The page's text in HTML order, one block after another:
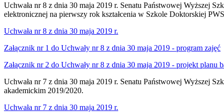
Uchwała nr 8 z dnia 30 maja 2019 r. Senatu Państwowej Wyższej
elektronicznej na pierwszy rok kształcenia w Szkole Doktorskiej
Uchwała nr 8 z dnia 30 maja 2019 r.
Załącznik nr 1 do Uchwały nr 8 z dnia 30 maja 2019 - program zajęć
Załącznik nr 2 do Uchwały nr 8 z dnia 30 maja 2019 - projekt planu
Uchwała nr 7 z dnia 30 maja 2019 r. Senatu Państwowej Wyższej
akademickim 2019/2020.
Uchwała nr 7 z dnia 30 maja 2019 r.